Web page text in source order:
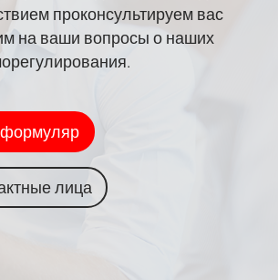
проконсультируем вас
на ваши вопросы о наших
формуляр
лица